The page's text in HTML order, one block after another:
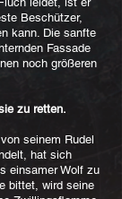
Beschützer,
kann. Die sanfte
Fassade
noch größeren
zu retten.
seinem Rudel
hat sich
einsamer Wolf zu
bittet, wird seine